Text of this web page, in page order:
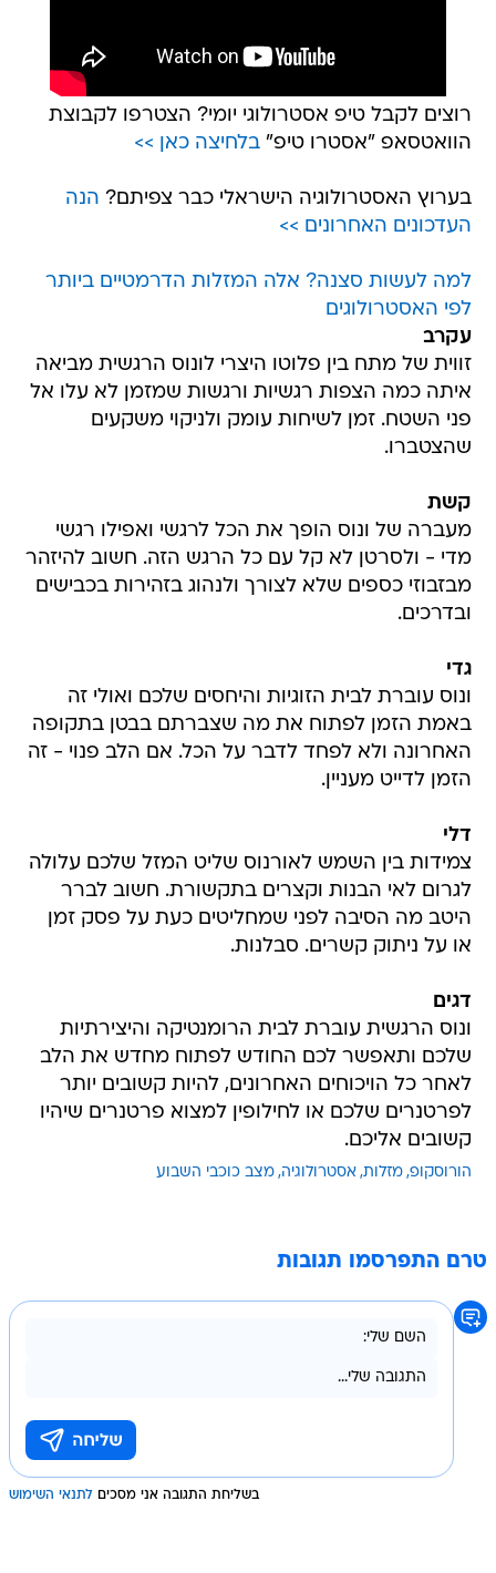
רוצים לקבל טיפ אסטרולוגי יומי? הצטרפו לקבוצת
הוואטסאפ "אסטרו טיפ"בלחיצה כאן >>
בערוץ האסטרולוגיה הישראלי כבר צפיתם? הנה
העדכונים האחרונים >>
למה לעשות סצנה? אלה המזלות הדרמטיים ביותר
לפי האסטרולוגים
עקרב
זווית של מתח בין פלוטו היצרי לונוס הרגשית מביאה
איתה כמה הצפות רגשיות ורגשות שמזמן לא עלו אל
פני השטח. זמן לשיחות עומק ולניקוי משקעים
שהצטברו.
קשת
מעברה של ונוס הופך את הכל לרגשי ואפילו רגשי
מדי - ולסרטן לא קל עם כל הרגש הזה. חשוב להיזהר
מבזבוזי כספים שלא לצורך ולנהוג בזהירות בכבישים
ובדרכים.
גדי
ונוס עוברת לבית הזוגיות והיחסים שלכם ואולי זה
באמת הזמן לפתוח את מה שצברתם בבטן בתקופה
האחרונה ולא לפחד לדבר על הכל. אם הלב פנוי - זה
הזמן לדייט מעניין.
דלי
צמידות בין השמש לאורנוס שליט המזל שלכם עלולה
לגרום לאי הבנות וקצרים בתקשורת. חשוב לברר
היטב מה הסיבה לפני שמחליטים כעת על פסק זמן
או על ניתוק קשרים. סבלנות.
דגים
ונוס הרגשית עוברת לבית הרומנטיקה והיצירתיות
שלכם ותאפשר לכם החודש לפתוח מחדש את הלב
לאחר כל הויכוחים האחרונים, להיות קשובים יותר
לפרטנרים שלכם או לחילופין למצוא פרטנרים שיהיו
קשובים אליכם.
הורוסקופ מזלות אסטרולוגיה מצב כוכבי השבוע
טרם התפרסמו תגובות
בשליחת התגובה אני מסכים לתנאי השימוש